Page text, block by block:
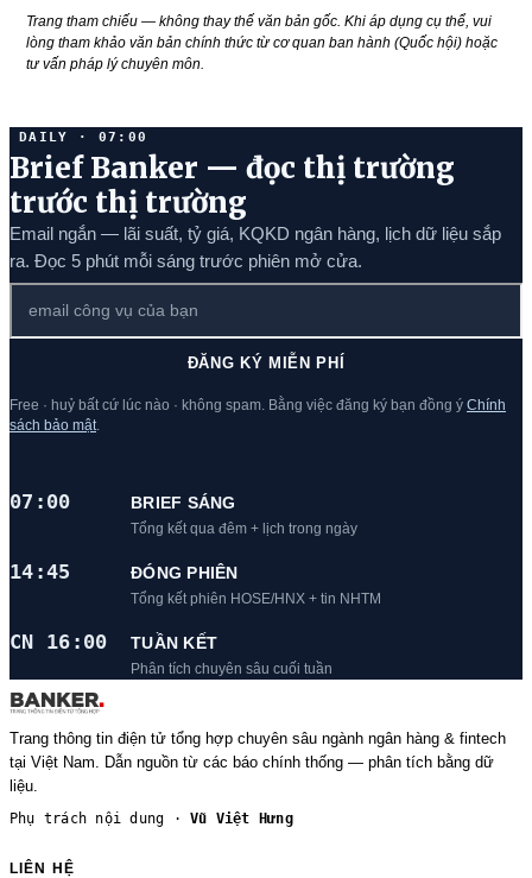
Trang tham chiếu — không thay thế văn bản gốc. Khi áp dụng cụ thể, vui
lòng tham khảo văn bản chính thức từ cơ quan ban hành (Quốc hội) hoặc
tư vấn pháp lý chuyên môn.
DAILY · 07:00
Brief Banker — đọc thị trường
trước thị trường
Email ngắn — lãi suất, tỷ giá, KQKD ngân hàng, lịch dữ liệu sắp
ra. Đọc 5 phút mỗi sáng trước phiên mở cửa.
ĐĂNG KÝ MIỄN PHÍ
Free · huỷ bất cứ lúc nào · không spam. Bằng việc đăng ký bạn đồng ý Chính
sách bảo mật
07:00 BRIEF SÁNG
Tổng kết qua đêm + lịch trong ngày
14:45 ĐÓNG PHIÊN
Tổng kết phiên HOSE/HNX + tin NHTM
CN 16:00 TUẦN KẾT
Phân tích chuyên sâu cuối tuần
Trang thông tin điện tử tổng hợp chuyên sâu ngành ngân hàng & fintech
tại Việt Nam. Dẫn nguồn từ các báo chính thống — phân tích bằng dữ
liệu.
Phụ trách nội dung ·Vũ Việt Hưng
LIÊN HỆ